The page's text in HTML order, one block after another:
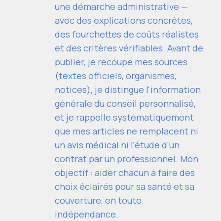
une démarche administrative —
avec des explications concrètes,
des fourchettes de coûts réalistes
et des critères vérifiables. Avant de
publier, je recoupe mes sources
(textes officiels, organismes,
notices), je distingue l'information
générale du conseil personnalisé,
et je rappelle systématiquement
que mes articles ne remplacent ni
un avis médical ni l'étude d'un
contrat par un professionnel. Mon
objectif : aider chacun à faire des
choix éclairés pour sa santé et sa
couverture, en toute
indépendance.